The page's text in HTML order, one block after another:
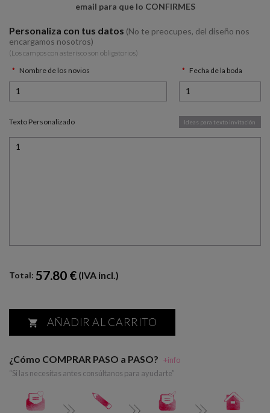
email para que lo CONFIRMES
Personaliza con tus datos (No te preocupes, del diseño nos
encargamos nosotros)
(Los campos con asterísco son obligatorios)
Nombre de los novios
Fecha de la boda
Texto Personalizado Ideas para texto invitación
Total: 57.80 € (IVA incl.)
 AÑADIR AL CARRITO
¿Cómo COMPRAR PASO a PASO? +info
“Si las necesitas antes consúltanos para ayudarte”